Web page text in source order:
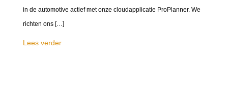
in de automotive actief met onze cloudapplicatie ProPlanner. We
richten ons […]
Lees verder